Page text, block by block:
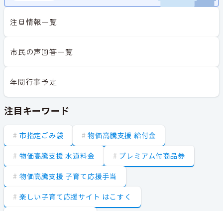
注目情報一覧
市民の声回答一覧
年間行事予定
注目キーワード
市指定ごみ袋 物価高騰支援 給付金
物価高騰支援 水道料金 プレミアム付商品券
物価高騰支援 子育て応援手当
楽しい子育て応援サイト はこすく